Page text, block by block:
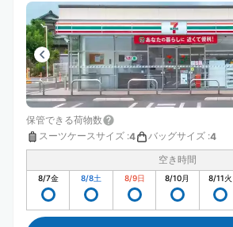
保管できる荷物数
スーツケースサイズ :4 バッグサイズ :4
空き時間
8/7金 8/8土 8/9日 8/10月 8/11火